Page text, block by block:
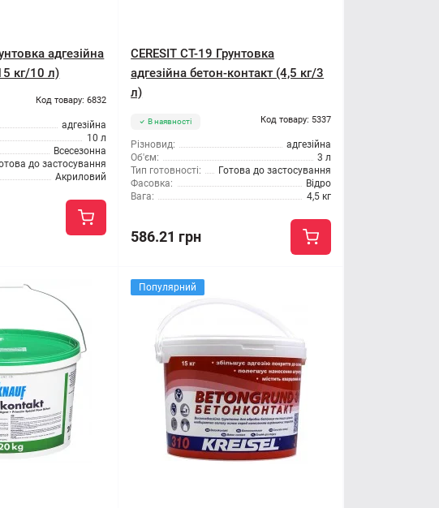
адгезійна
кг/10 л)
Код товару: 6832
адгезійна
10 л
Всесезонна
до застосування
Акриловий
CERESIT CT-19 Грунтовка
адгезійна бетон-контакт (4,5 кг/3
л)
В наявності Код товару: 5337
Різновид:
адгезійна
Об'єм:
3 л
Тип готовності:
Готова до застосування
Фасовка:
Відро
Вага:
4,5 кг
586.21 грн
Популярний